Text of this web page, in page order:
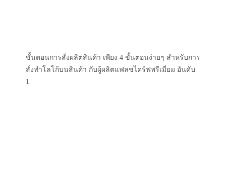
ขั้นตอนการสั่งผลิตสินค้า เพียง 4 ขั้นตอนง่ายๆ สำหรับการ
สั่งทำโลโก้บนสินค้า กับผู้ผลิตแฟลชไดร์ฟพรีเมี่ยม อันดับ
1